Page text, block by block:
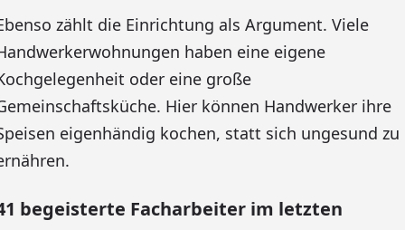
zählt die Einrichtung als Argument. Viele
haben eine eigene
oder eine große
Hier können Handwerker ihre
eigenhändig kochen, statt sich ungesund zu
begeisterte Facharbeiter im letzten